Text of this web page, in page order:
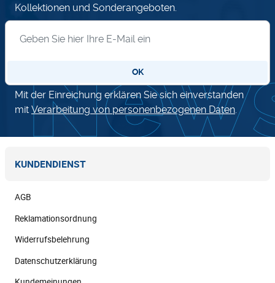
Kollektionen und Sonderangeboten.
OK
Mit der Einreichung erklären Sie sich einverstanden
mit Verarbeitung von personenbezogenen Daten.
KUNDENDIENST
AGB
Reklamationsordnung
Widerrufsbelehrung
Datenschutzerklärung